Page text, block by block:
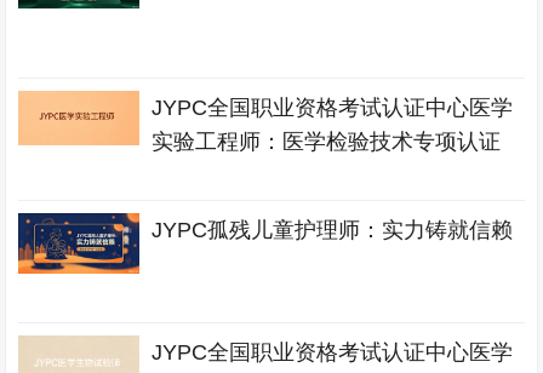
JYPC全国职业资格考试认证中心医学
实验工程师：医学检验技术专项认证
JYPC孤残儿童护理师：实力铸就信赖
JYPC全国职业资格考试认证中心医学